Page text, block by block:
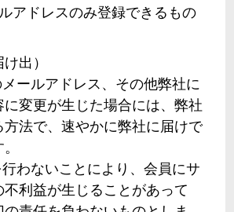
アドレスのみ登録できるもの
出）
ールアドレス、その他弊社に
に変更が生じた場合には、弊社
方法で、速やかに弊社に届けで
わないことにより、会員にサ
利益が生じることがあって